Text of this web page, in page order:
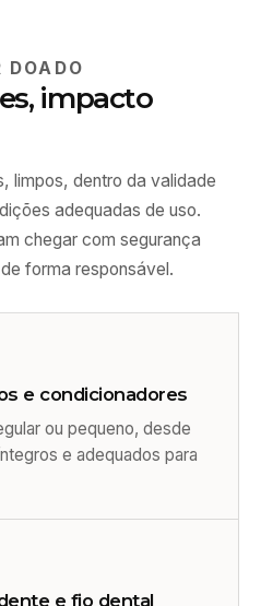
DOADO
impacto
limpos, dentro da validade
adequadas de uso.
chegar com segurança
forma responsável.
e condicionadores
ou pequeno, desde
e adequados para
e fio dental